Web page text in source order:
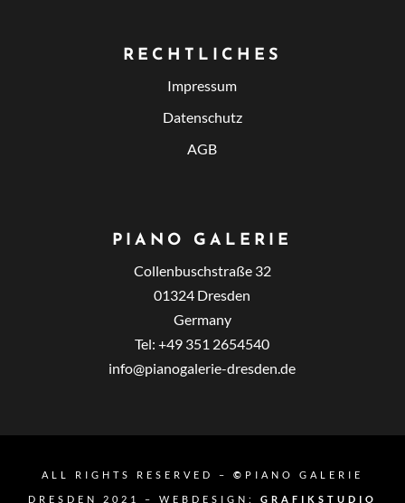
RECHTLICHES
Impressum
Datenschutz
AGB
PIANO GALERIE
Collenbuschstraße 32
01324 Dresden
Germany
Tel: +49 351 2654540
info@pianogalerie-dresden.de
ALL RIGHTS RESERVED – © PIANO GALERIE
DRESDEN 2021 – WEBDESIGN: GRAFIKSTUDIO